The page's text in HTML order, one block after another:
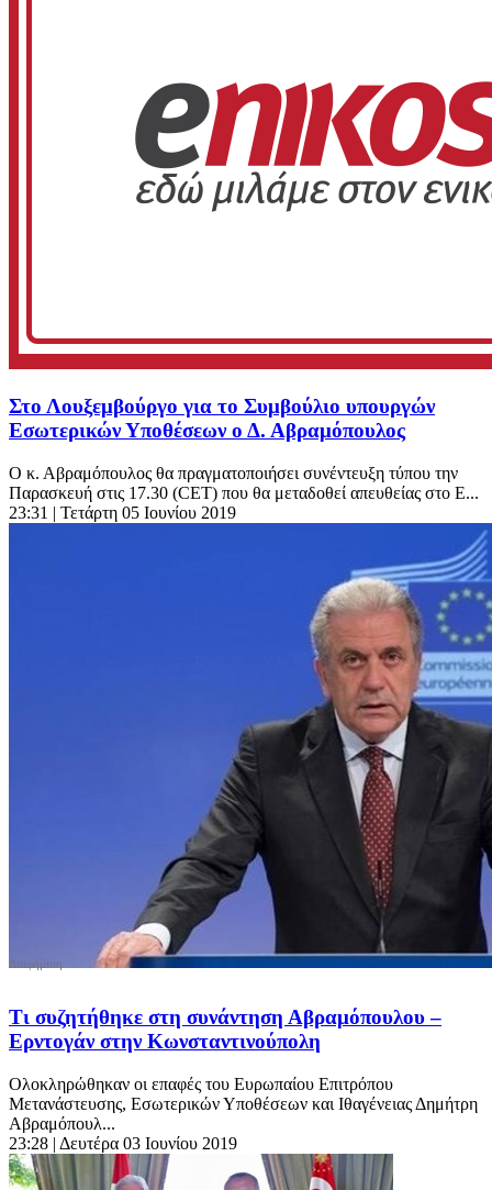
Στο Λουξεμβούργο για το Συμβούλιο υπουργών
Εσωτερικών Υποθέσεων ο Δ. Αβραμόπουλος
Ο κ. Αβραμόπουλος θα πραγματοποιήσει συνέντευξη τύπου την
Παρασκευή στις 17.30 (CET) που θα μεταδοθεί απευθείας στο Ε...
23:31 | Τετάρτη 05 Ιουνίου 2019
Τι συζητήθηκε στη συνάντηση Αβραμόπουλου –
Ερντογάν στην Κωνσταντινούπολη
Ολοκληρώθηκαν οι επαφές του Ευρωπαίου Επιτρόπου
Μετανάστευσης, Εσωτερικών Υποθέσεων και Ιθαγένειας Δημήτρη
Αβραμόπουλ...
23:28 | Δευτέρα 03 Ιουνίου 2019